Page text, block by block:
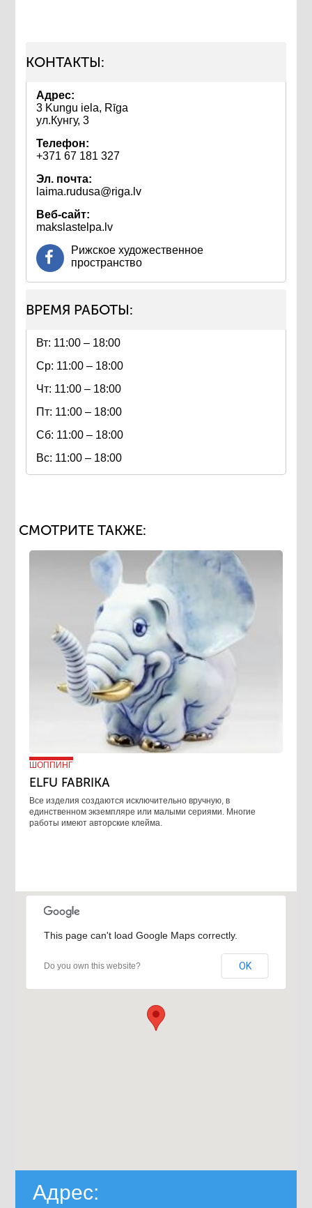
КОНТАКТЫ:
Адрес:
3 Kungu iela, Rīga
ул.Кунгу, 3
Телефон:
+371 67 181 327
Эл. почта:
laima.rudusa@riga.lv
Веб-сайт:
makslastelpa.lv
Рижское художественное
пространство
ВРЕМЯ РАБОТЫ:
Вт: 11:00 – 18:00
Ср: 11:00 – 18:00
Чт: 11:00 – 18:00
Пт: 11:00 – 18:00
Сб: 11:00 – 18:00
Вс: 11:00 – 18:00
СМОТРИТЕ ТАКЖЕ:
ШОППИНГ
ELFU FABRIKA
Все изделия создаются исключительно вручную, в
единственном экземпляре или малыми сериями. Многие
работы имеют авторские клейма.
This page can't load Google Maps correctly.
Do you own this website? OK
Адрес: